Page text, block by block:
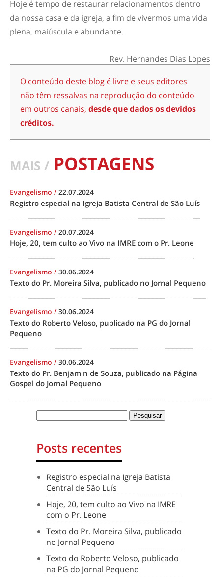
Hoje é tempo de restaurar relacionamentos dentro
da nossa casa e da igreja, a fim de vivermos uma vida
plena, maiúscula e abundante.
Rev. Hernandes Dias Lopes
O conteúdo deste blog é livre e seus editores
não têm ressalvas na reprodução do conteúdo
em outros canais, desde que dados os devidos
créditos.
MAIS / POSTAGENS
Evangelismo /22.07.2024
Registro especial na Igreja Batista Central de São Luís
Evangelismo /20.07.2024
Hoje, 20, tem culto ao Vivo na IMRE com o Pr. Leone
Evangelismo /30.06.2024
Texto do Pr. Moreira Silva, publicado no Jornal Pequeno
Evangelismo /30.06.2024
Texto do Roberto Veloso, publicado na PG do Jornal
Pequeno
Evangelismo /30.06.2024
Texto do Pr. Benjamin de Souza, publicado na Página
Gospel do Jornal Pequeno
Posts recentes
Registro especial na Igreja Batista
Central de São Luís
Hoje, 20, tem culto ao Vivo na IMRE
com o Pr. Leone
Texto do Pr. Moreira Silva, publicado
no Jornal Pequeno
Texto do Roberto Veloso, publicado
na PG do Jornal Pequeno